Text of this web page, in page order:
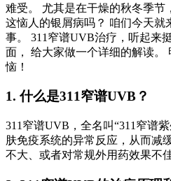
难受。 尤其是在干燥的秋冬季节
这恼人的银屑病吗？ 咱们今天就
事。 311窄谱UVB治疗，听起来
面， 给大家做一个详细的解读。
恼！
1. 什么是311窄谱UVB？
311窄谱UVB，全名叫“311窄谱
肤免疫系统的异常反应，从而减
不大、或者对常规外用药效果不